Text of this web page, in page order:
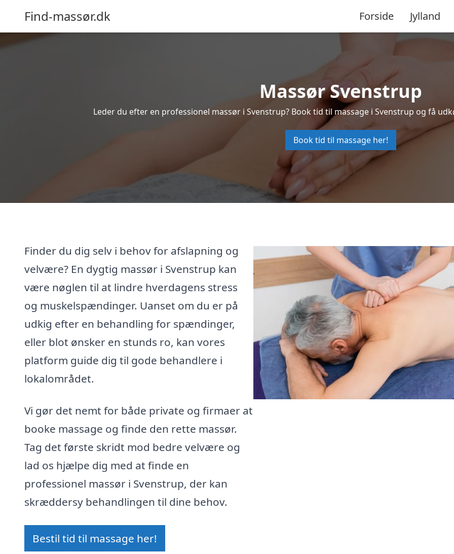
Find-massør.dk Forside Jylland
Massør Svenstrup
Leder du efter en professionel massør i Svenstrup? Book tid til massage i Svenstrup og få
Book tid til massage her!
Finder du dig selv i behov for afslapning og
velvære? En dygtig massør i Svenstrup kan
være nøglen til at lindre hverdagens stress
og muskelspændinger. Uanset om du er på
udkig efter en behandling for spændinger,
eller blot ønsker en stunds ro, kan vores
platform guide dig til gode behandlere i
lokalområdet.
Vi gør det nemt for både private og firmaer at
booke massage og finde den rette massør.
Tag det første skridt mod bedre velvære og
lad os hjælpe dig med at finde en
professionel massør i Svenstrup, der kan
skræddersy behandlingen til dine behov.
Bestil tid til massage her!